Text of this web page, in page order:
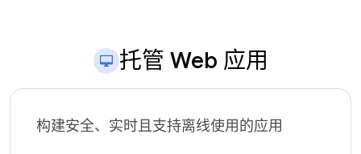
托管 Web 应用
构建安全、实时且支持离线使用的应用